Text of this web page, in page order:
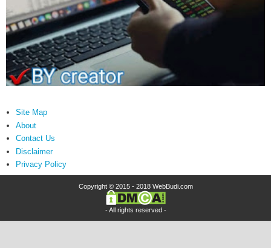
Site Map
About
Contact Us
Disclaimer
Privacy Policy
Copyright © 2015 - 2018 WebBudi.com
- All rights reserved -